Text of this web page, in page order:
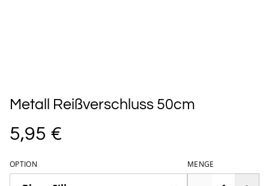
Metall Reißverschluss 50cm
5,95 €
OPTION MENGE